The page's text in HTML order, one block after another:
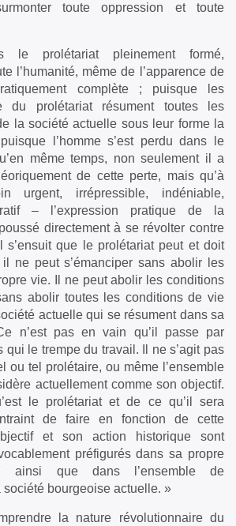
toute oppression et toute
le prolétariat pleinement formé,
l’humanité, même de l’apparence de
complète ; puisque les
du prolétariat résument toutes les
la société actuelle sous leur forme la
l’homme s’est perdu dans le
même temps, non seulement il a
de cette perte, mais qu’à
urgent, irrépressible, indéniable,
– l’expression pratique de la
directement à se révolter contre
s’ensuit que le prolétariat peut et doit
il ne peut s’émanciper sans abolir les
vie. Il ne peut abolir les conditions
abolir toutes les conditions de vie
actuelle qui se résument dans sa
n’est pas en vain qu’il passe par
qui le trempe du travail. Il ne s’agit pas
ou tel prolétaire, ou même l’ensemble
actuellement comme son objectif.
le prolétariat et de ce qu’il sera
de faire en fonction de cette
et son action historique sont
préfigurés dans sa propre
ainsi que dans l’ensemble de
société bourgeoise actuelle. »
la nature révolutionnaire du